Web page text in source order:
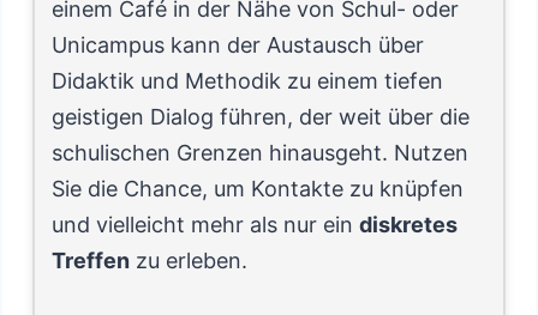
einem Café in der Nähe von Schul- oder
Unicampus kann der Austausch über
Didaktik und Methodik zu einem tiefen
geistigen Dialog führen, der weit über die
schulischen Grenzen hinausgeht. Nutzen
Sie die Chance, um Kontakte zu knüpfen
und vielleicht mehr als nur ein diskretes
Treffen zu erleben.